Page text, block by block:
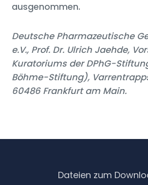
ausgenommen.
Deutsche Pharmazeutische
e.V., Prof. Dr. Ulrich Jaehde,
Kuratoriums der DPhG-
Böhme-Stiftung),
60486 Frankfurt am Main.
Dateien zum